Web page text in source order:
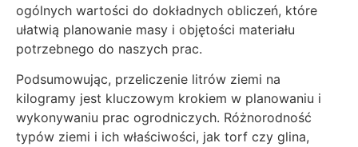
ogólnych wartości do dokładnych obliczeń, które
ułatwią planowanie masy i objętości materiału
potrzebnego do naszych prac.
Podsumowując, przeliczenie litrów ziemi na
kilogramy jest kluczowym krokiem w planowaniu i
wykonywaniu prac ogrodniczych. Różnorodność
typów ziemi i ich właściwości, jak torf czy glina,